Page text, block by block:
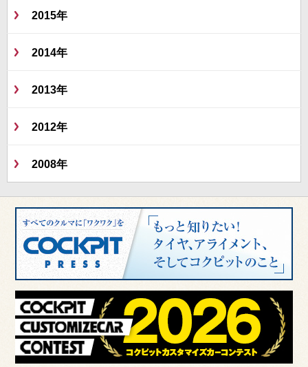
2015年
2014年
2013年
2012年
2008年